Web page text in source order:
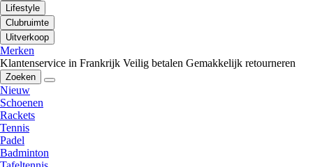
Lifestyle
Clubruimte
Uitverkoop
Merken
Klantenservice in Frankrijk Veilig betalen Gemakkelijk retourneren
Zoeken
Nieuw
Schoenen
Rackets
Tennis
Padel
Badminton